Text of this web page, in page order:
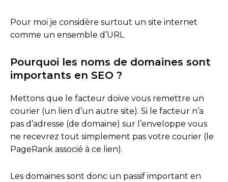
Pour moi je considère surtout un site internet
comme un ensemble d’URL
Pourquoi les noms de domaines sont
importants en SEO ?
Mettons que le facteur doive vous remettre un
courier (un lien d’un autre site). Si le facteur n’a
pas d’adresse (de domaine) sur l’enveloppe vous
ne recevrez tout simplement pas votre courier (le
PageRank associé à ce lien).
Les domaines sont donc un passif important en